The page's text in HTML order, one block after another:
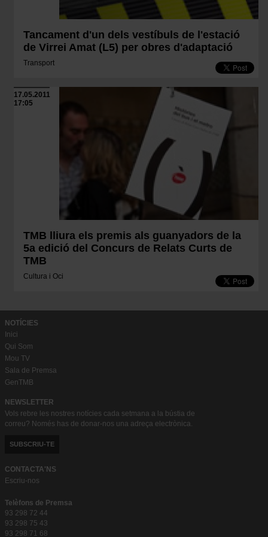
Tancament d'un dels vestíbuls de l'estació
de Virrei Amat (L5) per obres d'adaptació
Transport
17.05.2011
17:05
TMB lliura els premis als guanyadors de la
5a edició del Concurs de Relats Curts de
TMB
Cultura i Oci
NOTÍCIES
Inici
Qui Som
Mou TV
Sala de Premsa
GenTMB
NEWSLETTER
Vols rebre les nostres notícies cada setmana a la bústia de
correu? Només has de donar-nos una adreça electrònica.
SUBSCRIU-TE
CONTACTA'NS
Escriu-nos
Telèfons de Premsa
93 298 72 44
93 298 75 43
93 298 71 68